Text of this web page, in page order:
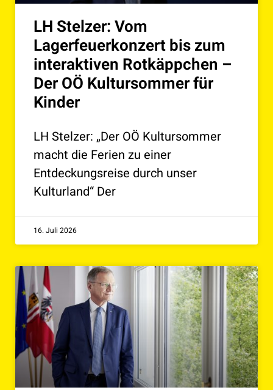
LH Stelzer: Vom
Lagerfeuerkonzert bis zum
interaktiven Rotkäppchen –
Der OÖ Kultursommer für
Kinder
LH Stelzer: „Der OÖ Kultursommer
macht die Ferien zu einer
Entdeckungsreise durch unser
Kulturland“ Der
16. Juli 2026